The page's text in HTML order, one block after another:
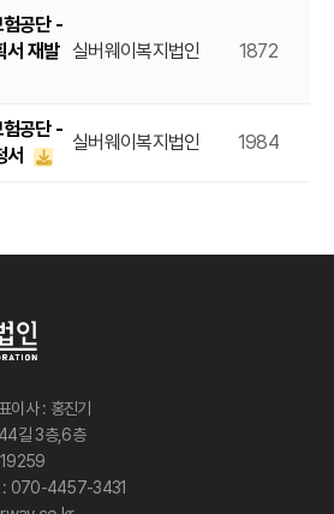
공단 -
서 재발 실버웨이복지법인 1872
공단 -
서
실버웨이복지법인 1984
이사 : 홍진기
길 3층,6층
: 070-4457-3431